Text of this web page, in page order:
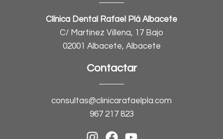
Clínica Dental Rafael Plá Albacete
C/ Martinez Villena, 17 Bajo
02001 Albacete, Albacete
Contactar
consultas@clinicarafaelpla.com
967 217 823